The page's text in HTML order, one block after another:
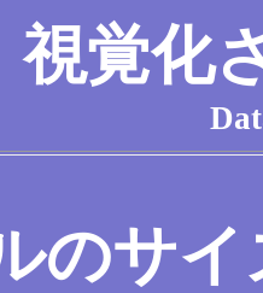
視覚化
のサイ